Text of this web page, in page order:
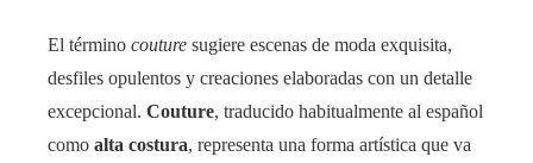
El término couture sugiere escenas de moda exquisita,
desfiles opulentos y creaciones elaboradas con un detalle
excepcional. Couture, traducido habitualmente al español
como alta costura, representa una forma artística que va